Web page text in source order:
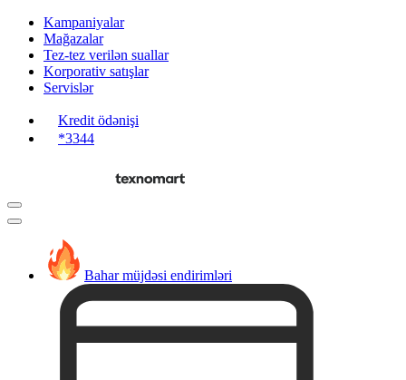
Kampaniyalar
Mağazalar
Tez-tez verilən suallar
Korporativ satışlar
Servislər
Kredit ödənişi
*3344
Bahar müjdəsi endirimləri